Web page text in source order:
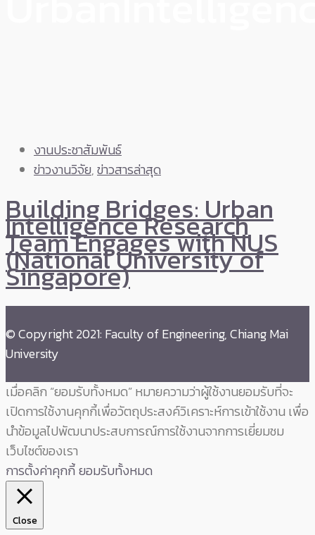
งานประชาสัมพันธ์
ข่าวงานวิจัย,ข่าวสารล่าสุด
Building Bridges: Urban
Intelligence Research
Team Engages with NUS
(National University of
Singapore)
© Copyright 2021: Faculty of Engineering, Chiang Mai
University
เมื่อคลิก “ยอมรับทั้งหมด” หมายความว่าผู้ใช้งานยอมรับที่จะ
เปิดการใช้งานคุกกี้เพื่อวัตถุประสงค์วิเคราะห์การเข้าใช้งาน เพื่อ
นำข้อมูลไปพัฒนาประสบการณ์การใช้งานจากการเยี่ยมชม
เว็บไซต์ของเรา
การตั้งค่าคุกกี้ยอมรับทั้งหมด
Close